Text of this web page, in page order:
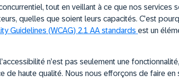
tout en veillant à ce que nos services
quelles que soient leurs capacités. C’est
Guidelines (WCAG) 2.1 AA standards est un
n’est pas seulement une
de haute qualité. Nous nous efforçons de faire en